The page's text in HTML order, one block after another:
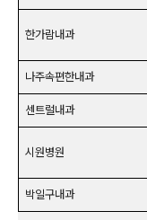
한가람내과
나주속편한내과
센트럴내과
시원병원
박일구내과